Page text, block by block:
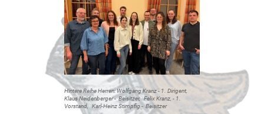
Hintere Reihe Herren: Wolfgang Kranz - 1. Dirigent,
Klaus Neidenberger - Beisitzer, Felix Kranz, - 1.
Vorstand, Karl-Heinz Stimpfig - Beisitzer